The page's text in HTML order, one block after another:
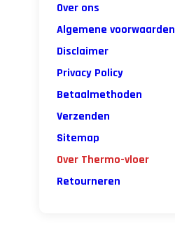
Over ons
Algemene voorwaarden
Disclaimer
Privacy Policy
Betaalmethoden
Verzenden
Sitemap
Over Thermo-vloer
Retourneren